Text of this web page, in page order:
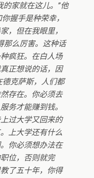
的家就在这儿。”他
握手是种荣幸，
，但在我眼里，
那么厉害。这种话
疯狂。在白人场
正想说的话，因
克萨斯，人们都
存在。你必须去
务才能赚到钱。
过大学又回来的
上大学还有什么
你必须想办法在
位，否则就完
了五十年，你得